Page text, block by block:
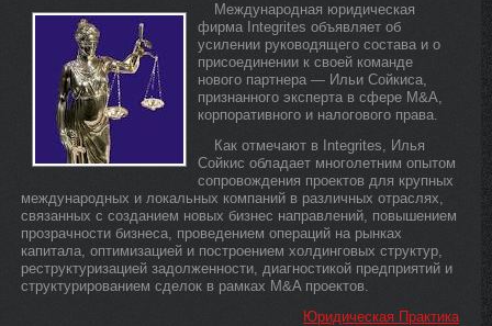
Международная юридическая
фирма Integrites объявляет об
усилении руководящего состава и о
присоединении к своей команде
нового партнера — Ильи Сойкиса,
признанного эксперта в сфере M&A,
корпоративного и налогового права.
Как отмечают в Integrites, Илья
Сойкис обладает многолетним опытом
сопровождения проектов для крупных
международных и локальных компаний в различных отраслях,
связанных с созданием новых бизнес направлений, повышением
прозрачности бизнеса, проведением операций на рынках
капитала, оптимизацией и построением холдинговых структур,
реструктуризацией задолженности, диагностикой предприятий и
структурированием сделок в рамках M&A проектов.
Юридическая Практика